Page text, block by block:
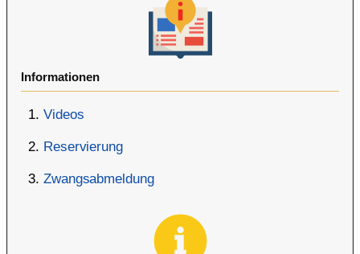
Informationen
Videos
Reservierung
Zwangsabmeldung